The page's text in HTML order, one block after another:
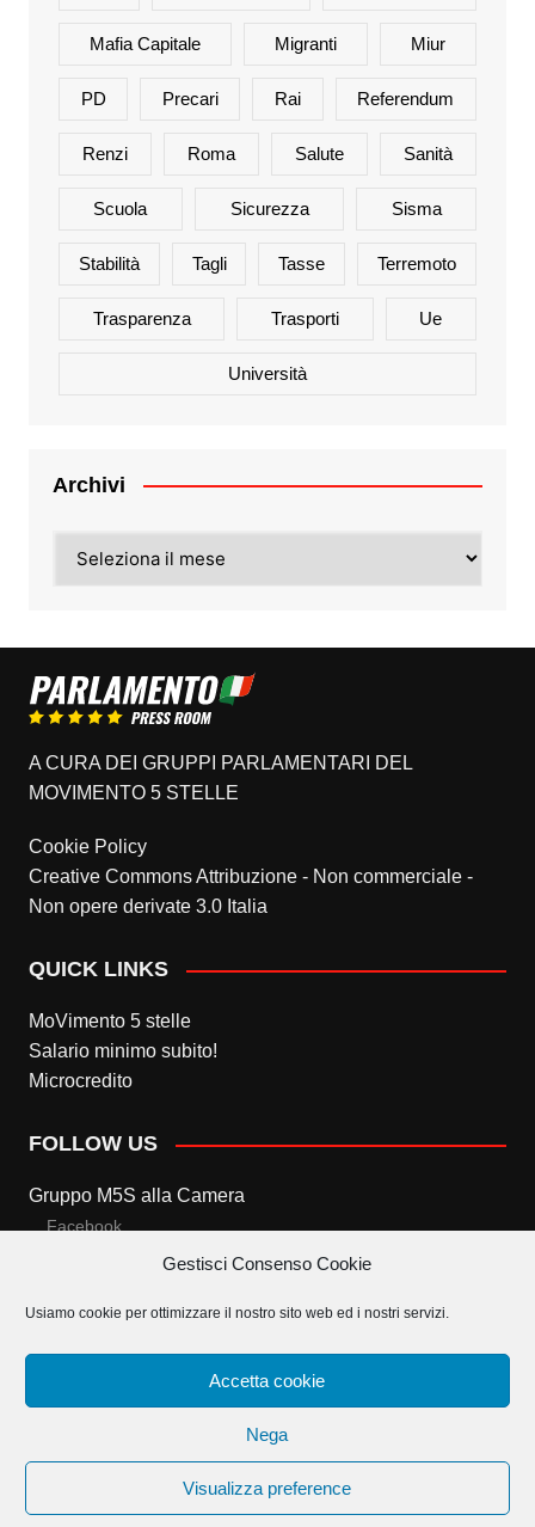
Gestisci Consenso Cookie
Usiamo cookie per ottimizzare il nostro sito web ed i nostri servizi.
Accetta cookie
Nega
Visualizza preference
Mafia Capitale Migranti Miur
PD Precari Rai Referendum
Renzi Roma Salute Sanità
Scuola Sicurezza Sisma
Stabilità Tagli Tasse Terremoto
Trasparenza Trasporti Ue
Università
Archivi
A CURA DEI GRUPPI PARLAMENTARI DEL
MOVIMENTO 5 STELLE
Cookie Policy
Creative Commons Attribuzione - Non commerciale -
Non opere derivate 3.0 Italia
QUICK LINKS
MoVimento 5 stelle
Salario minimo subito!
Microcredito
FOLLOW US
Gruppo M5S alla Camera
Facebook
Twitter